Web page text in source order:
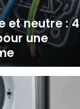
et neutre : 4
une